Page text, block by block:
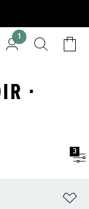
1
·
3
de produits